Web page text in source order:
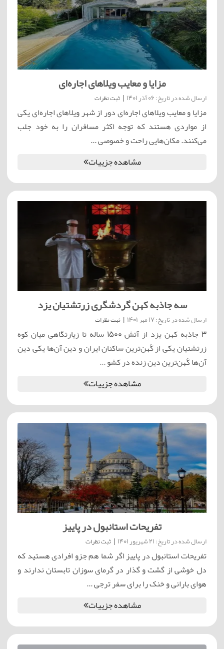
مزایا و معایب ویلاهای اجاره‌ای
ارسال شده در تاریخ: 06 آذر 1401 | ثبت نظرات
مزایا و معایب ویلاهای اجاره‌ای دور از شهر ویلاهای اجاره‌ای یکی
از مواردی هستند که توجه اکثر مسافران را به خود جلب
می‌کنند. مکان‌هایی راحت و خصوصی ...
مشاهده جزییات
سه جاذبه کهن گردشگری زرتشتیان یزد
ارسال شده در تاریخ: 17 مهر 1401 | ثبت نظرات
3 جاذبه کهن یزد از آتش 1500 ساله تا زیارتگاهی میان کوه
زرتشتیان یکی از کُهن‌ترین ساکنان ایران و دین آن‌ها یکی دین
آن‌ها کُهن‌ترین دین زنده در کشو ...
مشاهده جزییات
تفریحات استانبول در پاییز
ارسال شده در تاریخ: 21 شهریور 1401 | ثبت نظرات
تفریحات استانبول در پاییز اگر شما هم جزو افرادی هستید که
دل خوشی از گشت و گذار در گرمای سوزان تابستان ندارند و
هوای بارانی و خنک را برای سفر ترجی ...
مشاهده جزییات